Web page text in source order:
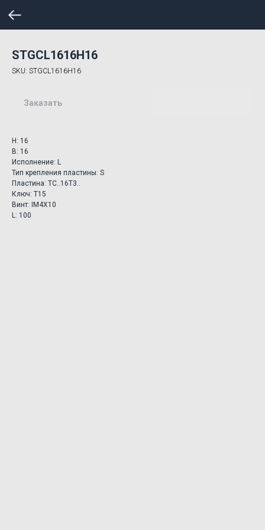
STGCL1616H16
SKU: STGCL1616H16
Заказать
H: 16
B: 16
Исполнение: L
Тип крепления пластины: S
Пластина: TC..16T3..
Ключ: T15
Винт: IM4X10
L: 100